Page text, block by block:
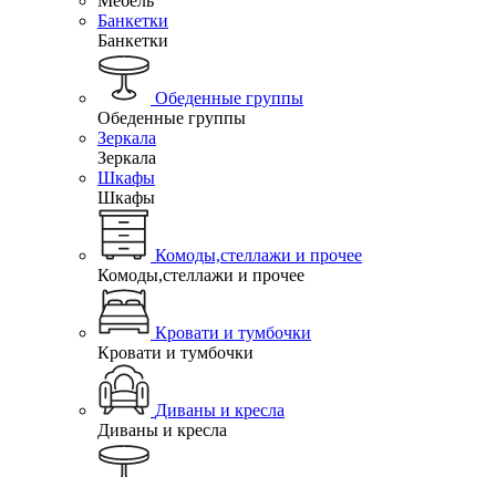
Банкетки
Банкетки
Обеденные группы
Обеденные группы
Зеркала
Зеркала
Шкафы
Шкафы
Комоды,стеллажи и прочее
Комоды,стеллажи и прочее
Кровати и тумбочки
Кровати и тумбочки
Диваны и кресла
Диваны и кресла